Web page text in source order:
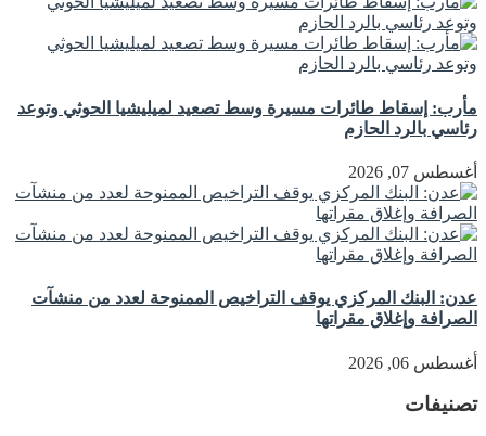
مأرب: إسقاط طائرات مسيرة وسط تصعيد لميليشيا الحوثي وتوعد
رئاسي بالرد الحازم
أغسطس 07, 2026
عدن: البنك المركزي يوقف التراخيص الممنوحة لعدد من منشآت
الصرافة وإغلاق مقراتها
أغسطس 06, 2026
تصنيفات